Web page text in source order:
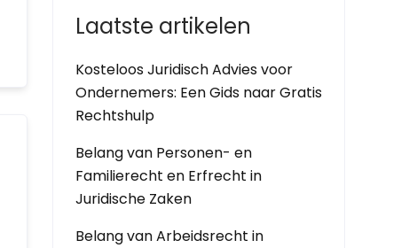
Laatste artikelen
Kosteloos Juridisch Advies voor
Ondernemers: Een Gids naar Gratis
Rechtshulp
Belang van Personen- en
Familierecht en Erfrecht in
Juridische Zaken
Belang van Arbeidsrecht in